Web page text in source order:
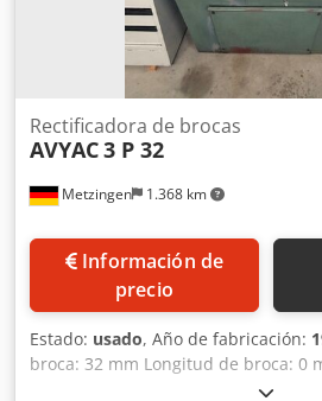
Metzingen 1.368 km
Rectificadora de brocas
AVYAC3 P 32
Información de
precio
Estado: usado, Año de fabricación:
broca: 32 mm Longitud de broca: 0
de brocas con mucho accesorio